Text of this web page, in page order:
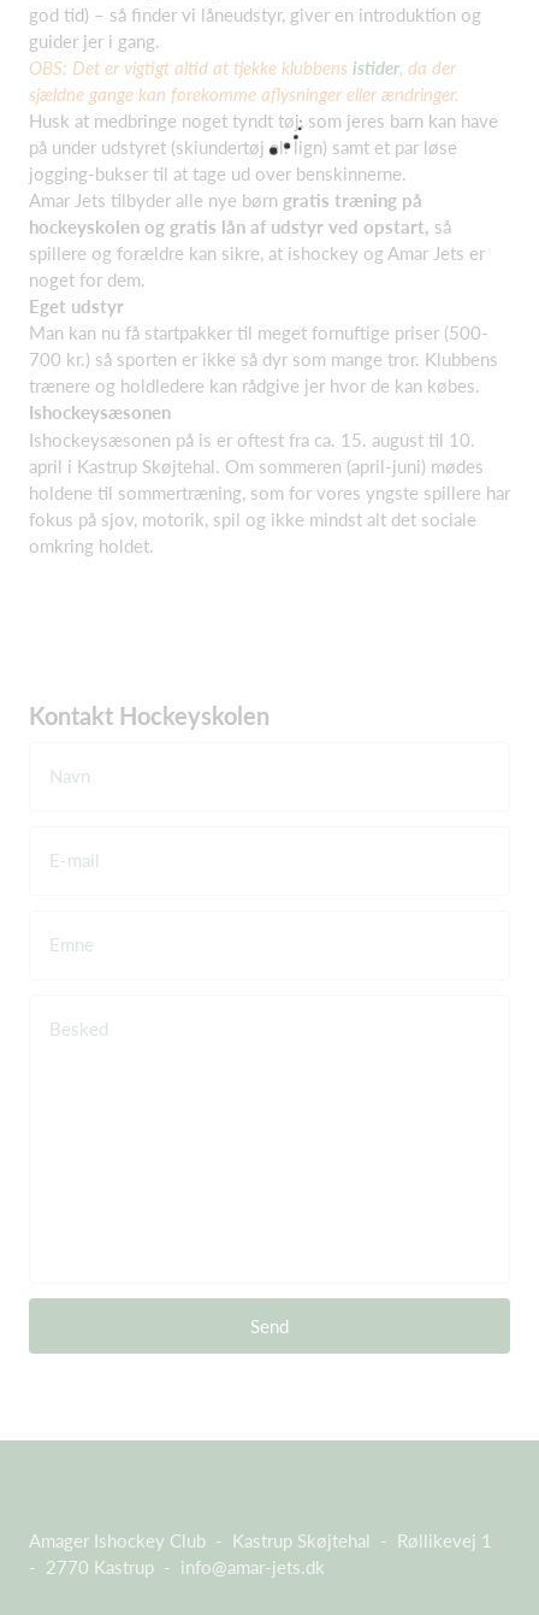
god tid) – så finder vi låneudstyr, giver en introduktion og
guider jer i gang.
OBS: Det er vigtigt altid at tjekke klubbens istider , da der
sjældne gange kan forekomme aflysninger eller ændringer.
Husk at medbringe noget tyndt tøj, som jeres barn kan have
på under udstyret (skiundertøj el. lign) samt et par løse
jogging-bukser til at tage ud over benskinnerne.
Amar Jets tilbyder alle nye børn gratis træning på
hockeyskolen og gratis lån af udstyr ved opstart, så
spillere og forældre kan sikre, at ishockey og Amar Jets er
noget for dem.
Eget udstyr
Man kan nu få startpakker til meget fornuftige priser (500-
700 kr.) så sporten er ikke så dyr som mange tror. Klubbens
trænere og holdledere kan rådgive jer hvor de kan købes.
Ishockeysæsonen
Ishockeysæsonen på is er oftest fra ca. 15. august til 10.
april i Kastrup Skøjtehal. Om sommeren (april-juni) mødes
holdene til sommertræning, som for vores yngste spillere har
fokus på sjov, motorik, spil og ikke mindst alt det sociale
omkring holdet.
Kontakt Hockeyskolen
Navn
E-mail
Emne
Besked
Send
Amager Ishockey Club - Kastrup Skøjtehal - Røllikevej 1
- 2770 Kastrup - info@amar-jets.dk